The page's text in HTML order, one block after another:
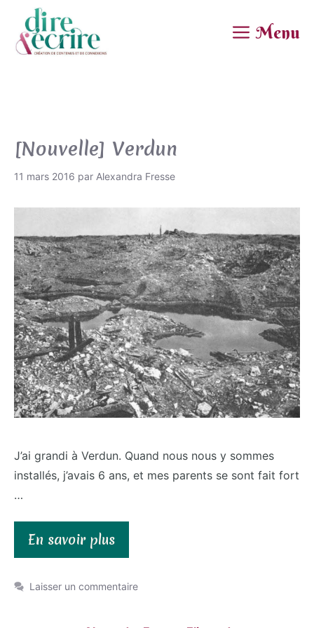
contenu
Menu
[Nouvelle] Verdun
11 mars 2016 par Alexandra Fresse
J’ai grandi à Verdun. Quand nous nous y sommes
installés, j’avais 6 ans, et mes parents se sont fait fort
…
En savoir plus
Laisser un commentaire